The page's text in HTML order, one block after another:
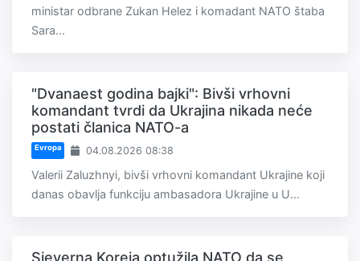
ministar odbrane Zukan Helez i komadant NATO štaba
Sara...
"Dvanaest godina bajki": Bivši vrhovni
komandant tvrdi da Ukrajina nikada neće
postati članica NATO-a
Evropa 04.08.2026 08:38
Valerii Zaluzhnyi, bivši vrhovni komandant Ukrajine koji
danas obavlja funkciju ambasadora Ukrajine u U...
Sjeverna Koreja optužila NATO da se